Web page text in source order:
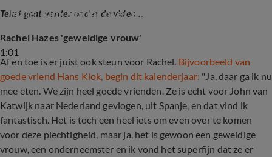
Tekst gaat verder onder de video...
1:01
Hans Klok vol lof over Rachel Hazes
Rachel Hazes 'geweldige vrouw'
Af en toe is er juist ook steun voor Rachel. Bijvoorbeeld van
goede vriend Hans Klok, begin dit kalenderjaar: "Ja, daar ga ik nu
mee eten. We zijn heel goede vrienden. Ze is echt voor John van
Katwijk naar Nederland gevlogen, uit Spanje, en dat vind ik
fantastisch. Het is toch een heel iets om even over te komen
voor deze plechtigheid, maar ja, het is gewoon een geweldige
vrouw, een onderneemster en ik vond het superfijn dat ze er